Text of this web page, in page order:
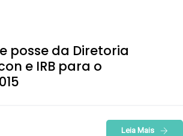
posse da Diretoria
e IRB para o
Leia Mais